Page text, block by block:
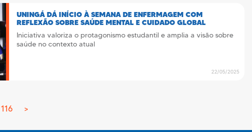
UNINGÁ DÁ INÍCIO À SEMANA DE ENFERMAGEM COM
REFLEXÃO SOBRE SAÚDE MENTAL E CUIDADO GLOBAL
Iniciativa valoriza o protagonismo estudantil e amplia a visão sobre
saúde no contexto atual
22/05/2025
116 >